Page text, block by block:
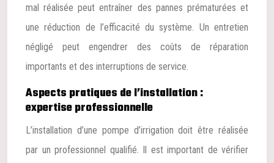
mal réalisée peut entraîner des pannes prématurées et
une réduction de l’efficacité du système. Un entretien
négligé peut engendrer des coûts de réparation
importants et des interruptions de service.
Aspects pratiques de l’installation :
expertise professionnelle
L’installation d’une pompe d’irrigation doit être réalisée
par un professionnel qualifié. Il est important de vérifier